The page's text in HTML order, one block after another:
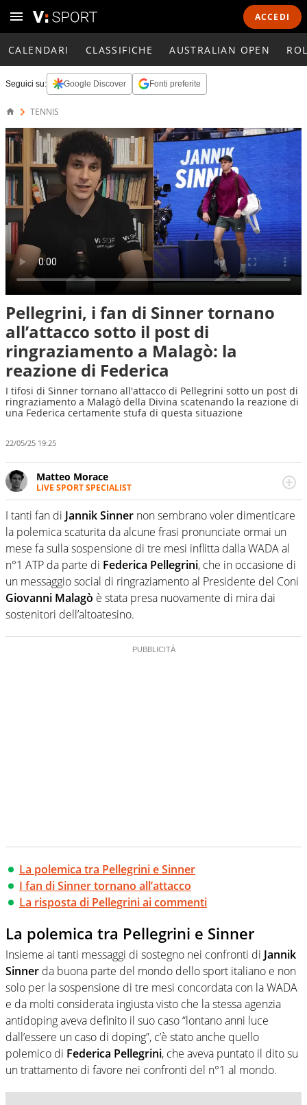
ACCEDI
CALENDARI CLASSIFICHE AUSTRALIAN OPEN
Seguici su: Google Discover Fonti preferite
TENNIS
Pellegrini, i fan di Sinner tornano
all’attacco sotto il post di
ringraziamento a Malagò: la
reazione di Federica
I tifosi di Sinner tornano all'attacco di Pellegrini sotto un post di
ringraziamento a Malagò della Divina scatenando la reazione di
una Federica certamente stufa di questa situazione
22/05/25 19:25
Matteo Morace
LIVE SPORT SPECIALIST
La multimedialità quale approccio personale e
professionale. Ama raccontare lo sport focalizzando ogni
attenzione sul tempo reale: la verità della dirette non
sono opinioni ma fatti
I tanti fan di Jannik Sinner non sembrano voler dimenticare
la polemica scaturita da alcune frasi pronunciate ormai un
mese fa sulla sospensione di tre mesi inflitta dalla WADA al
n°1 ATP da parte di Federica Pellegrini, che in occasione di
un messaggio social di ringraziamento al Presidente del Coni
Giovanni Malagò è stata presa nuovamente di mira dai
sostenitori dell’altoatesino.
La polemica tra Pellegrini e Sinner
I fan di Sinner tornano all’attacco
La risposta di Pellegrini ai commenti
La polemica tra Pellegrini e Sinner
Insieme ai tanti messaggi di sostegno nei confronti di Jannik
Sinner da buona parte del mondo dello sport italiano e non
solo per la sospensione di tre mesi concordata con la WADA
e da molti considerata ingiusta visto che la stessa agenzia
antidoping aveva definito il suo caso “lontano anni luce
dall’essere un caso di doping”, c’è stato anche quello
polemico di Federica Pellegrini, che aveva puntato il dito su
un trattamento di favore nei confronti del n°1 al mondo.